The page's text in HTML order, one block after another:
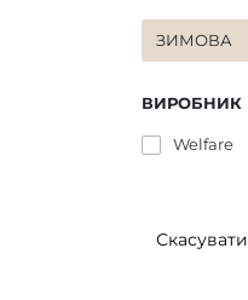
ЗИМОВА
ВИРОБНИК
Welfare
Скасувати